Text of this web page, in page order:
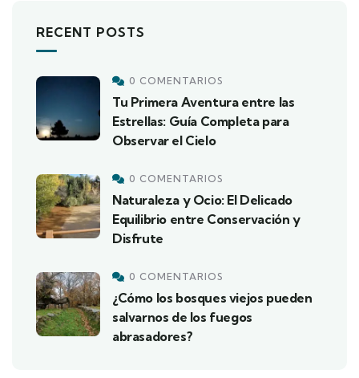
RECENT POSTS
0 COMENTARIOS
Tu Primera Aventura entre las
Estrellas: Guía Completa para
Observar el Cielo
0 COMENTARIOS
Naturaleza y Ocio: El Delicado
Equilibrio entre Conservación y
Disfrute
0 COMENTARIOS
¿Cómo los bosques viejos pueden
salvarnos de los fuegos
abrasadores?